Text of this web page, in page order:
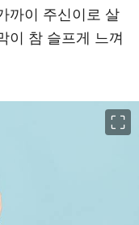
까이 주신이로 살
이 참 슬프게 느껴